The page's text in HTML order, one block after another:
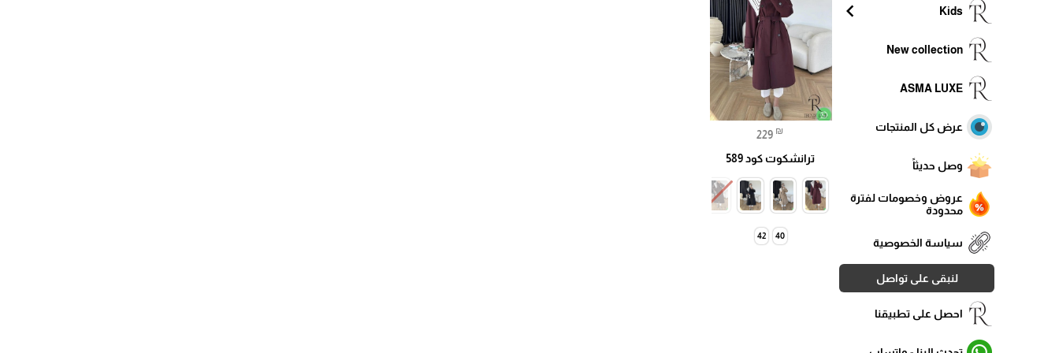
Kids
chevron_left
New collection
ASMA LUXE
عرض كل المنتجات
وصل حديثاً
عروض وخصومات لفترة
محدودة
سياسة الخصوصية
لنبقى على تواصل
احصل على تطبيقنا
229 ₪
ترانشكوت كود 589
40
42